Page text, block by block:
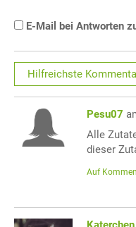
E-Mail bei Antworten
Hilfreichste
Pesu07
Alle
dieser
Auf